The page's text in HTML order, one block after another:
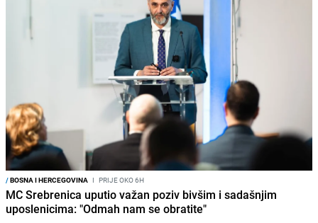
/BOSNA I HERCEGOVINA I PRIJE OKO 6H
MC Srebrenica uputio važan poziv bivšim i sadašnjim
uposlenicima: "Odmah nam se obratite"